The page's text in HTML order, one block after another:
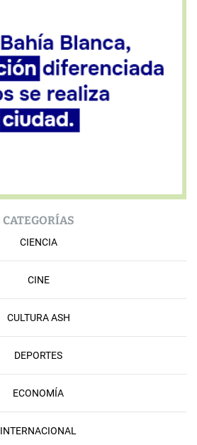
CATEGORÍAS
CIENCIA
CINE
CULTURA ASH
DEPORTES
ECONOMÍA
INTERNACIONAL